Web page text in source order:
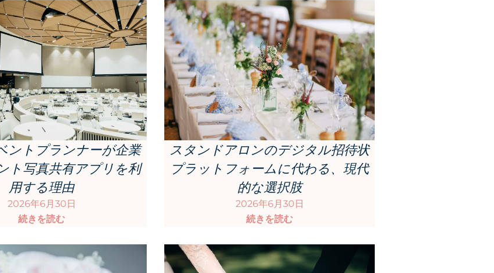
ントプランナーが企業
ト写真共有アプリを利
用する理由
2026年6月30日
続きを読む
スタンドアロンのデジタル招待状
プラットフォームに代わる、現代
的な選択肢
2026年6月30日
続きを読む